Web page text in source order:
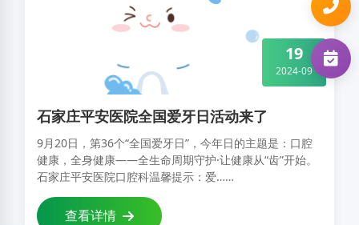
石家庄平安医院全国爱牙日活动来了
9月20日，第36个“全国爱牙日”，今年日的主题是：口腔
健康，全身健康——全生命周期守护·让健康从“齿”开始。
石家庄平安医院口腔科温馨提示：爱……
19
2024-09
查看详情
肿瘤学部 0311-67502797
周围血管科 0311-80721676
肾病科